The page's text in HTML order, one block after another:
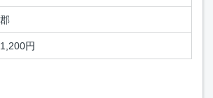
円